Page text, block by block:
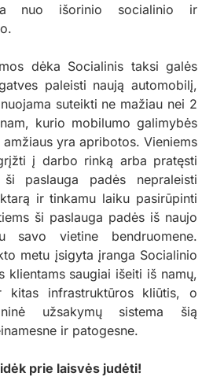
nuo išorinio socialinio ir
dėka Socialinis taksi galės
paleisti naują automobilį,
suteikti ne mažiau nei 2
kurio mobilumo galimybės
yra apribotos. Vieniems
į darbo rinką arba pratęsti
paslauga padės nepraleisti
ir tinkamu laiku pasirūpinti
ši paslauga padės iš naujo
savo vietine bendruomene.
metu įsigyta įranga Socialinio
klientams saugiai išeiti iš namų,
kitas infrastruktūros kliūtis, o
užsakymų sistema šią
ir patogesne.
prie laisvės judėti!